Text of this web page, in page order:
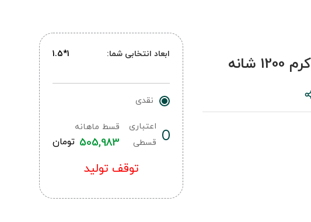
ابعاد انتخابی شما: 1*1.5
نقدی
اعتباری
قسطی
قسط ماهانه
505,983 تومان
توقف تولید